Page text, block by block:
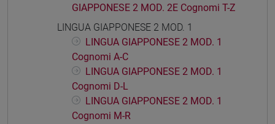
GIAPPONESE 2 MOD. 2E Cognomi T-Z
LINGUA GIAPPONESE 2 MOD. 1
LINGUA GIAPPONESE 2 MOD. 1
Cognomi A-C
LINGUA GIAPPONESE 2 MOD. 1
Cognomi D-L
LINGUA GIAPPONESE 2 MOD. 1
Cognomi M-R